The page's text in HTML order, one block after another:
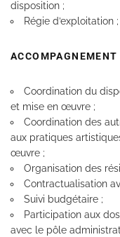
disposition ;
Régie d’exploitation ;
Coordination du
et mise en œuvre ;
Coordination des
aux pratiques
œuvre ;
Organisation des
Contractualisation
Suivi budgétaire ;
Participation aux
avec le pôle